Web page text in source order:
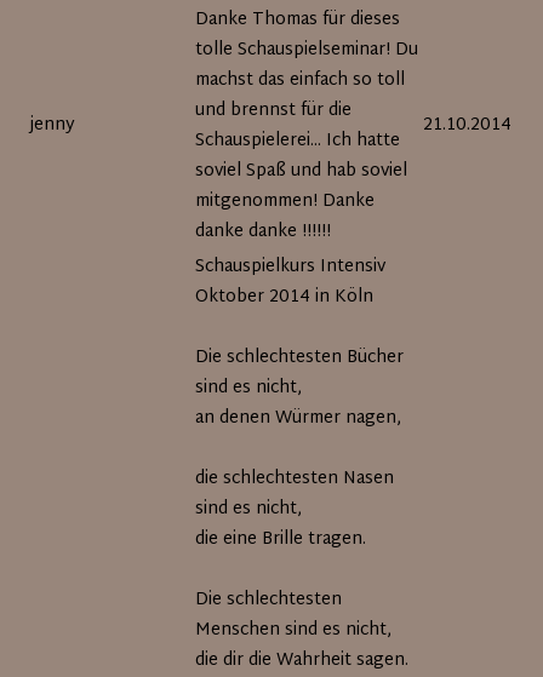
jenny
Danke Thomas für dieses
tolle Schauspielseminar! Du
machst das einfach so toll
und brennst für die
Schauspielerei... Ich hatte
soviel Spaß und hab soviel
mitgenommen! Danke
danke danke !!!!!!
21.10.2014
Schauspielkurs Intensiv
Oktober 2014 in Köln
Die schlechtesten Bücher
sind es nicht,
an denen Würmer nagen,
die schlechtesten Nasen
sind es nicht,
die eine Brille tragen.
Die schlechtesten
Menschen sind es nicht,
die dir die Wahrheit sagen.